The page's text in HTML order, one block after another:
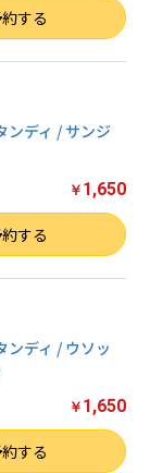
する
ンディ / サンジ
￥ 1,650
する
ンディ / ウソッ
￥ 1,650
する